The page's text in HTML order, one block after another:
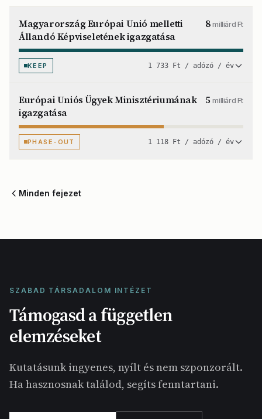
Magyarország Európai Unió melletti
Állandó Képviseletének igazgatása
8milliárd Ft
KEEP 1 733 Ft / adózó / év
Európai Uniós Ügyek Minisztériumának
igazgatása
5milliárd Ft
PHASE-OUT 1 118 Ft / adózó / év
Minden fejezet
SZABAD TÁRSADALOM INTÉZET
Támogasd a független
elemzéseket
Kutatásunk ingyenes, nyílt és nem szponzorált.
Ha hasznosnak találod, segíts fenntartani.